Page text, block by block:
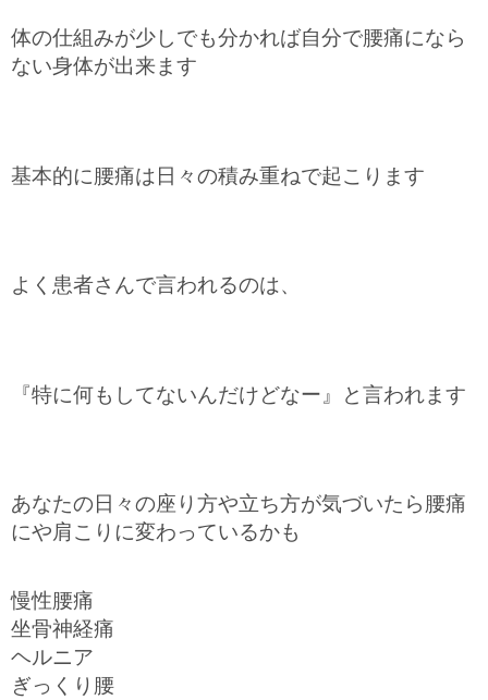
体の仕組みが少しでも分かれば自分で腰痛になら
ない身体が出来ます
基本的に腰痛は日々の積み重ねで起こります
よく患者さんで言われるのは、
『特に何もしてないんだけどなー』と言われます
あなたの日々の座り方や立ち方が気づいたら腰痛
にや肩こりに変わっているかも
慢性腰痛
坐骨神経痛
ヘルニア
ぎっくり腰